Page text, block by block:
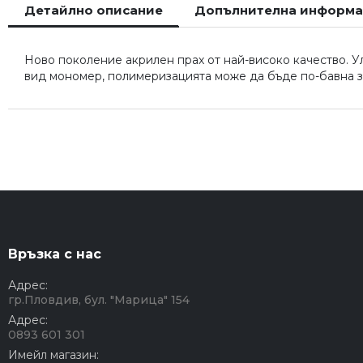
началото
на
със
снимки
Детайлно описание
Ново поколение акрилен прах от най-високо качество.
вид мономер, полимеризацията може да бъде по-бавна
Допълнителна
Връзка с нас
Адрес:
гр.Пловдив, бул. "Марица" 154
Адрес:
0893 601 301
Имейл магазин: